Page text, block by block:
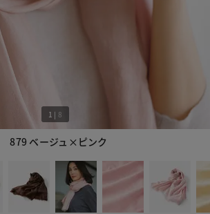
879 ベージュ×ピンク
1 | 8
8